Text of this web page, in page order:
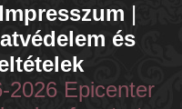
Impresszum |
és
2026 Epicenter